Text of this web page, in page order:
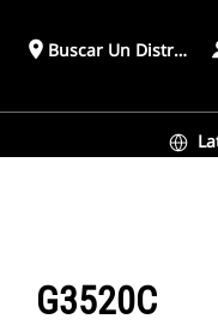
place Buscar Un
G3520C